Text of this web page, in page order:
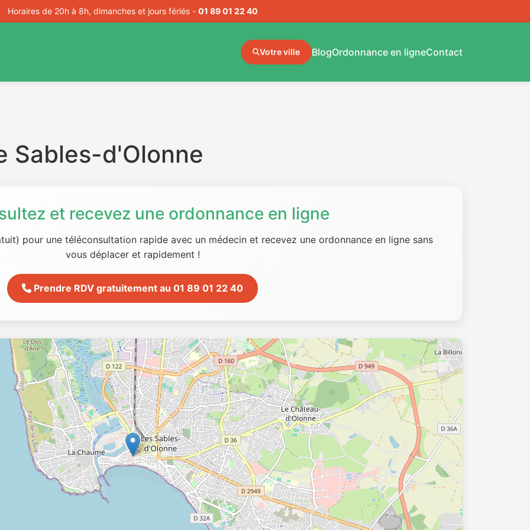
Horaires de 20h à 8h, dimanches et jours fériés - 01 89 01 22 40
Votre ville BlogOrdonnance en ligneContact
Sables-d'Olonne
et recevez une ordonnance en ligne
pour une téléconsultation rapide avec un médecin et recevez une ordonnance en ligne sans
vous déplacer et rapidement !
Prendre RDV gratuitement au 01 89 01 22 40